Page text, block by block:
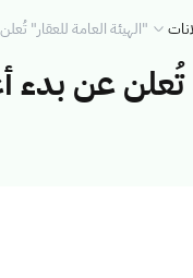
"الهيئة العامة للعقار" تُعلن عن
بدء أعمال السجل